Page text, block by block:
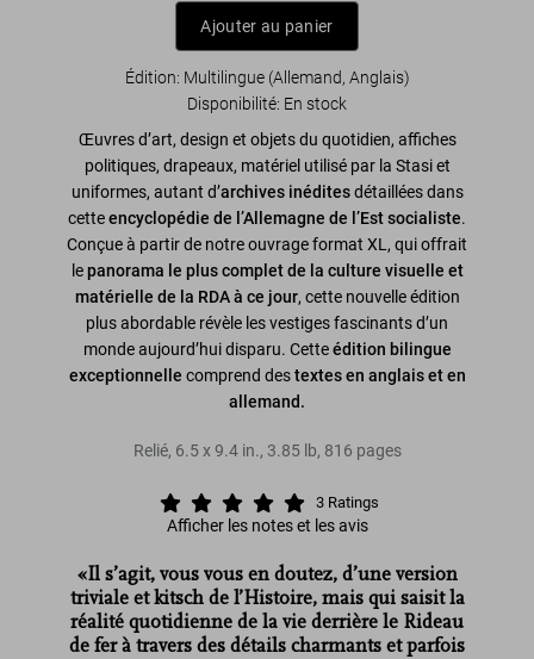
Ajouter au panier
Édition: Multilingue (Allemand, Anglais)
Disponibilité: En stock
Œuvres d’art, design et objets du quotidien, affiches
politiques, drapeaux, matériel utilisé par la Stasi et
uniformes, autant d’archives inéditesdétaillées dans
cetteencyclopédie de l’Allemagne de l’Est socialiste.
Conçue à partir de notre ouvrage format XL, qui offrait
lepanorama le plus complet de la culture visuelle et
matérielle de la RDA à ce jour, cette nouvelle édition
plus abordable révèle les vestiges fascinants d’un
monde aujourd’hui disparu. Cetteédition bilingue
exceptionnelle comprend destextes en anglais et en
allemand.
Relié, 6.5x9.4 in., 3.85 lb, 816 pages
3 Ratings
Afficher les notes et les avis
«Il s’agit, vous vous en doutez, d’une version
triviale et kitsch de l’Histoire, mais qui saisit la
réalité quotidienne de la vie derrière le Rideau
de fer à travers des détails charmants et parfois